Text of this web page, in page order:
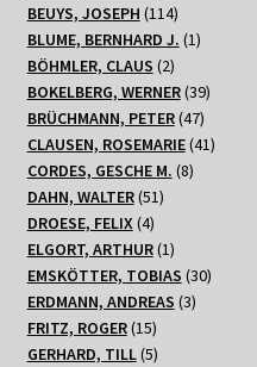
Produkte
BEUYS, JOSEPH 114114
Produkte
BLUME, BERNHARD J. 11
BÖHMLER, CLAUS 22
Produkte
BOKELBERG, WERNER 3939
BRÜCHMANN, PETER 4747
Produkte
CLAUSEN, ROSEMARIE 4141
CORDES, GESCHE M. 88
DAHN, WALTER 5151
DROESE, FELIX 44
Produkte
ELGORT, ARTHUR 11
Produkt
EMSKÖTTER, TOBIAS 3030
ERDMANN, ANDREAS 33
FRITZ, ROGER 1515
Produkte
GERHARD, TILL 55